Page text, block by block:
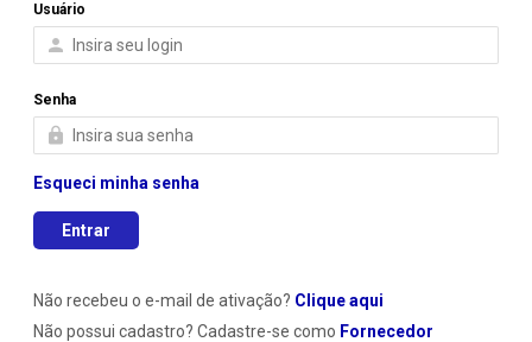
O
MERCADO
elevado
à
potência
Usuário

Senha

Esqueci minha senha
Entrar
Não recebeu o e-mail de ativação? Clique aqui
Não possui cadastro? Cadastre-se como Fornecedor